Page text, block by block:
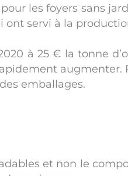
les foyers sans
servi à la
à 25 € la tonne
emballages.
et non le